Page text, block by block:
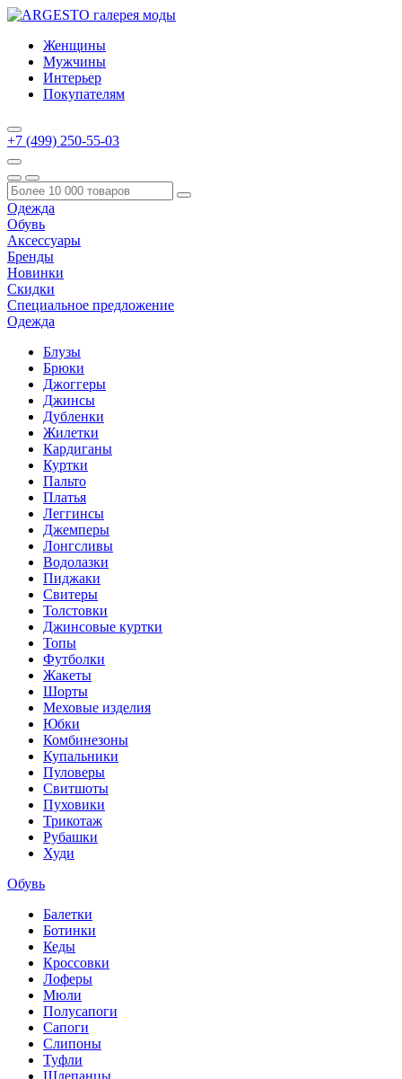
Женщины
Мужчины
Интерьер
Покупателям
+7 (499) 250-55-03
Одежда
Обувь
Аксессуары
Бренды
Новинки
Скидки
Специальное предложение
Одежда
Блузы
Брюки
Джоггеры
Джинсы
Дубленки
Жилетки
Кардиганы
Куртки
Пальто
Платья
Леггинсы
Джемперы
Лонгсливы
Водолазки
Пиджаки
Свитеры
Толстовки
Джинсовые куртки
Топы
Футболки
Жакеты
Шорты
Меховые изделия
Юбки
Комбинезоны
Купальники
Пуловеры
Свитшоты
Пуховики
Трикотаж
Рубашки
Худи
Обувь
Балетки
Ботинки
Кеды
Кроссовки
Лоферы
Мюли
Полусапоги
Сапоги
Слипоны
Туфли
Шлепанцы